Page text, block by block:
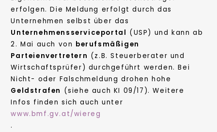
erfolgen. Die Meldung erfolgt durch das
Unternehmen selbst über das
Unternehmensserviceportal (USP) und kann ab
2. Mai auch von berufsmäßigen
Parteienvertretern (z.B. Steuerberater und
Wirtschaftsprüfer) durchgeführt werden. Bei
Nicht- oder Falschmeldung drohen hohe
Geldstrafen (siehe auch KI 09/17). Weitere
Infos finden sich auch unter
www.bmf.gv.at/wiereg
.